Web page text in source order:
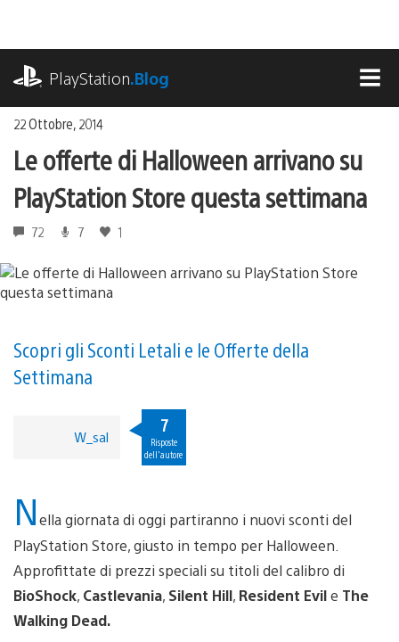
contenuto
PlayStation.Blog
22 Ottobre, 2014
Le offerte di Halloween arrivano su
PlayStation Store questa settimana
72 7 1
Scopri gli Sconti Letali e le Offerte della
Settimana
W_sal
7
Risposte
dell'autore
Nella giornata di oggi partiranno i nuovi sconti del
PlayStation Store, giusto in tempo per Halloween.
Approfittate di prezzi speciali su titoli del calibro di
BioShock, Castlevania, Silent Hill, Resident Evile The
Walking Dead.